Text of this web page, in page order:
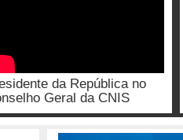
da República no
Geral da CNIS